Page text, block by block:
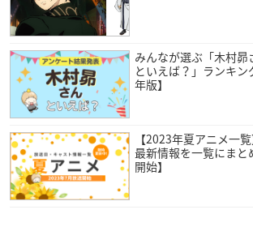
みんなが選ぶ「木村
といえば？」ランキ
年版】
【2023年夏アニメ一
最新情報を一覧にまと
開始】